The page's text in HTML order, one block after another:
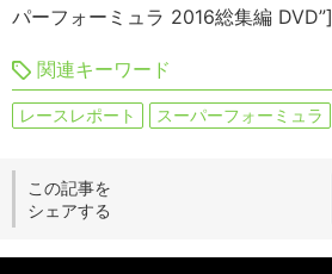
パーフォーミュラ 2016総集編 DVD”]
関連キーワード
レースレポート スーパーフォーミュラ
この記事を
シェアする